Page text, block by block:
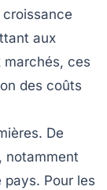
aux
marchés, ces
des coûts
De
, notamment
Pour les